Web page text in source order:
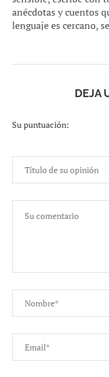
anécdotas y cuentos
lenguaje es cercano,
DEJA
Su puntuación: